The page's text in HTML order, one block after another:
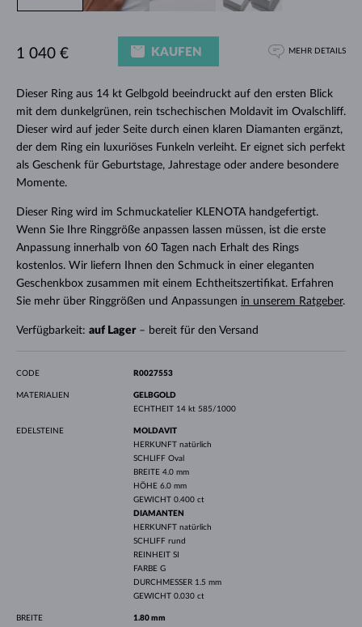
Dieser Ring aus 14 kt Gelbgold beeindruckt auf den ersten Blick
mit dem dunkelgrünen, rein tschechischen Moldavit im Ovalschliff.
Dieser wird auf jeder Seite durch einen klaren Diamanten ergänzt,
der dem Ring ein luxuriöses Funkeln verleiht. Er eignet sich perfekt
als Geschenk für Geburtstage, Jahrestage oder andere besondere
Momente.
Dieser Ring wird im Schmuckatelier KLENOTA handgefertigt.
Wenn Sie Ihre Ringgröße anpassen lassen müssen, ist die erste
Anpassung innerhalb von 60 Tagen nach Erhalt des Rings
kostenlos. Wir liefern Ihnen den Schmuck in einer eleganten
Geschenkbox zusammen mit einem Echtheitszertifikat. Erfahren
Sie mehr über Ringgrößen und Anpassungen in unserem Ratgeber.
Verfügbarkeit: auf Lager– bereit für den Versand
1 040 € KAUFEN MEHR DETAILS
CODE R0027553
MATERIALIEN
GELBGOLD
ECHTHEIT 14 kt 585/1000
EDELSTEINE
MOLDAVIT
HERKUNFT natürlich
SCHLIFF Oval
BREITE 4.0 mm
HÖHE 6.0 mm
GEWICHT 0.400 ct
DIAMANTEN
HERKUNFT natürlich
SCHLIFF rund
REINHEIT SI
FARBE G
DURCHMESSER 1.5 mm
GEWICHT 0.030 ct
BREITE 1.80 mm